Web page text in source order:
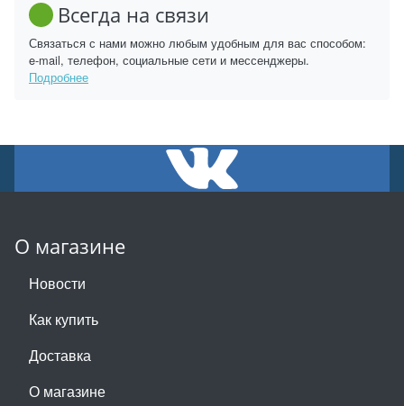
Всегда на связи
Связаться с нами можно любым удобным для вас способом:
e-mail, телефон, социальные сети и мессенджеры.
Подробнее
О магазине
Новости
Как купить
Доставка
О магазине